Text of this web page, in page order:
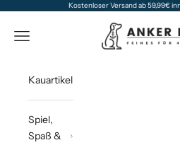
Zum Inhalt springenKostenloser Versand ab 59,99€
Anker Dogs
Navigationsmenü öffnen
Kauartikel
Spiel,
Spaß &